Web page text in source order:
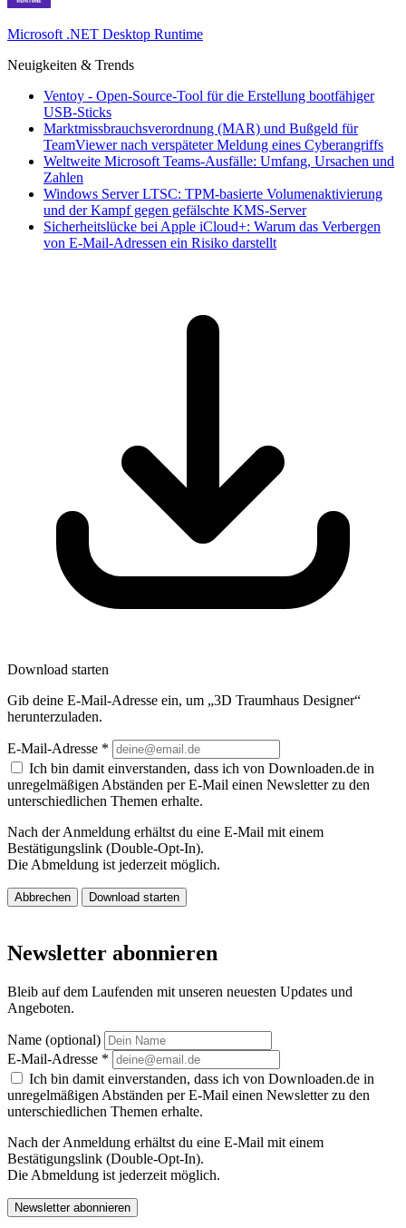
Microsoft .NET Desktop Runtime
Neuigkeiten & Trends
Ventoy - Open-Source-Tool für die Erstellung bootfähiger
USB-Sticks
Marktmissbrauchsverordnung (MAR) und Bußgeld für
TeamViewer nach verspäteter Meldung eines Cyberangriffs
Weltweite Microsoft Teams-Ausfälle: Umfang, Ursachen und
Zahlen
Windows Server LTSC: TPM-basierte Volumenaktivierung
und der Kampf gegen gefälschte KMS-Server
Sicherheitslücke bei Apple iCloud+: Warum das Verbergen
von E-Mail-Adressen ein Risiko darstellt
Download starten
Gib deine E-Mail-Adresse ein, um „3D Traumhaus Designer“
herunterzuladen.
E-Mail-Adresse *
Ich bin damit einverstanden, dass ich von Downloaden.de in
unregelmäßigen Abständen per E-Mail einen Newsletter zu den
unterschiedlichen Themen erhalte.
Nach der Anmeldung erhältst du eine E-Mail mit einem
Bestätigungslink (Double-Opt-In).
Die Abmeldung ist jederzeit möglich.
Abbrechen Download starten
Newsletter abonnieren
Bleib auf dem Laufenden mit unseren neuesten Updates und
Angeboten.
Name (optional)
E-Mail-Adresse *
Ich bin damit einverstanden, dass ich von Downloaden.de in
unregelmäßigen Abständen per E-Mail einen Newsletter zu den
unterschiedlichen Themen erhalte.
Nach der Anmeldung erhältst du eine E-Mail mit einem
Bestätigungslink (Double-Opt-In).
Die Abmeldung ist jederzeit möglich.
Newsletter abonnieren